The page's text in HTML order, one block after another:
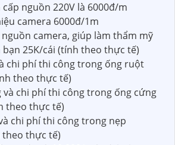
nguồn 220V là 6000đ/m
camera 6000đ/1m
camera, giúp làm thẩm mỹ
bạn 25K/cái (tính theo thực tế)
chi phí thi công trong ống ruột
theo thực tế)
và chi phí thi công trong ống cứng
theo thực tế)
chi phí thi công trong nẹp
theo thực tế)